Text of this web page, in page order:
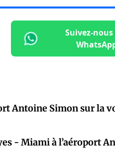
Suivez-
Antoine Simon sur la
- Miami à l’aéroport